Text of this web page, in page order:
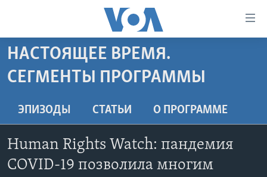
Перейти
на
основной
Перейти
к
основной
навигации
Перейти
ПРОГРАММЫ
АМЕРИКА
ИТОГИ
ПОЧЕМУ ЭТО ВАЖНО?
ПРОЕКТЫ
НАША АМЕРИКАНСКАЯ ИСТОРИЯ
А КАК В АМЕРИКЕ?
ЭКСПЕРТИЗА
ИНТЕРВЬЮ
ФАКТЫ ПРОТИВ ФЕЙКОВ
НАСТОЯЩЕЕ ВРЕМЯ.
СЕГМЕНТЫ ПРОГРАММЫ
ЭПИЗОДЫ СТАТЬИ O ПРОГРАММЕ
Human Rights Watch: пандемия
COVID-19 позволила многим